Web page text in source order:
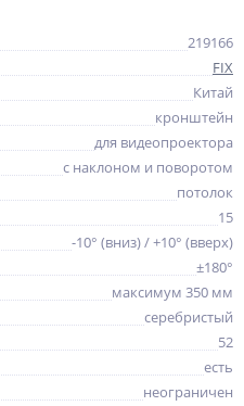
219166
FIX
Китай
кронштейн
для видеопроектора
с наклоном и поворотом
потолок
15
-10° (вниз) / +10° (вверх)
±180°
максимум 350 мм
серебристый
52
есть
неограничен